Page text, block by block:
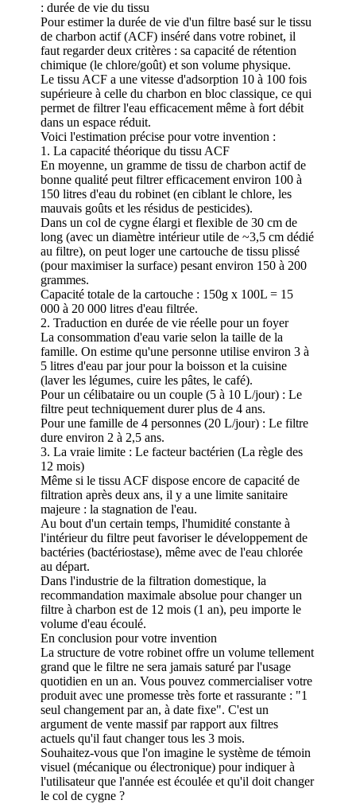
: durée de vie du tissu
Pour estimer la durée de vie d'un filtre basé sur le tissu
de charbon actif (ACF) inséré dans votre robinet, il
faut regarder deux critères : sa capacité de rétention
chimique (le chlore/goût) et son volume physique.
Le tissu ACF a une vitesse d'adsorption 10 à 100 fois
supérieure à celle du charbon en bloc classique, ce qui
permet de filtrer l'eau efficacement même à fort débit
dans un espace réduit.
Voici l'estimation précise pour votre invention :
1. La capacité théorique du tissu ACF
En moyenne, un gramme de tissu de charbon actif de
bonne qualité peut filtrer efficacement environ 100 à
150 litres d'eau du robinet (en ciblant le chlore, les
mauvais goûts et les résidus de pesticides).
Dans un col de cygne élargi et flexible de 30 cm de
long (avec un diamètre intérieur utile de ~3,5 cm dédié
au filtre), on peut loger une cartouche de tissu plissé
(pour maximiser la surface) pesant environ 150 à 200
grammes.
Capacité totale de la cartouche : 150g x 100L = 15
000 à 20 000 litres d'eau filtrée.
2. Traduction en durée de vie réelle pour un foyer
La consommation d'eau varie selon la taille de la
famille. On estime qu'une personne utilise environ 3 à
5 litres d'eau par jour pour la boisson et la cuisine
(laver les légumes, cuire les pâtes, le café).
Pour un célibataire ou un couple (5 à 10 L/jour) : Le
filtre peut techniquement durer plus de 4 ans.
Pour une famille de 4 personnes (20 L/jour) : Le filtre
dure environ 2 à 2,5 ans.
3. La vraie limite : Le facteur bactérien (La règle des
12 mois)
Même si le tissu ACF dispose encore de capacité de
filtration après deux ans, il y a une limite sanitaire
majeure : la stagnation de l'eau.
Au bout d'un certain temps, l'humidité constante à
l'intérieur du filtre peut favoriser le développement de
bactéries (bactériostase), même avec de l'eau chlorée
au départ.
Dans l'industrie de la filtration domestique, la
recommandation maximale absolue pour changer un
filtre à charbon est de 12 mois (1 an), peu importe le
volume d'eau écoulé.
En conclusion pour votre invention
La structure de votre robinet offre un volume tellement
grand que le filtre ne sera jamais saturé par l'usage
quotidien en un an. Vous pouvez commercialiser votre
produit avec une promesse très forte et rassurante : "1
seul changement par an, à date fixe". C'est un
argument de vente massif par rapport aux filtres
actuels qu'il faut changer tous les 3 mois.
Souhaitez-vous que l'on imagine le système de témoin
visuel (mécanique ou électronique) pour indiquer à
l'utilisateur que l'année est écoulée et qu'il doit changer
le col de cygne ?